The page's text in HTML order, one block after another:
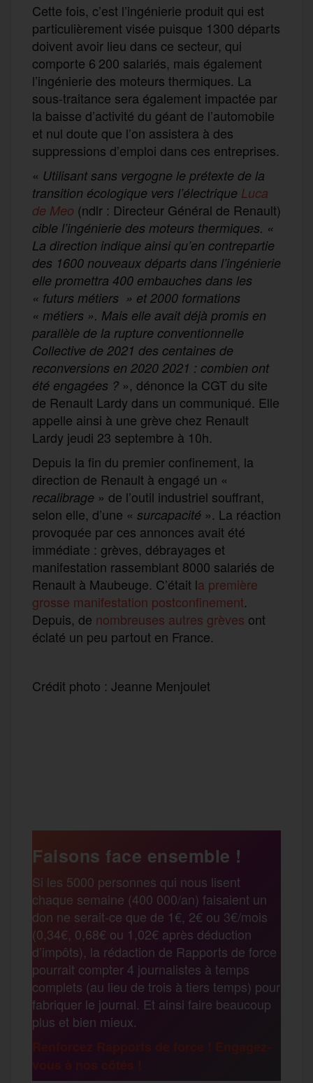
Cette fois, c’est l’ingénierie produit qui est
particulièrement visée puisque 1300 départs
doivent avoir lieu dans ce secteur, qui
comporte 6 200 salariés, mais également
l’ingénierie des moteurs thermiques. La
sous-traitance sera également impactée par
la baisse d’activité du géant de l’automobile
et nul doute que l’on assistera à des
suppressions d’emploi dans ces entreprises.
« Utilisant sans vergogne le prétexte de la
transition écologique vers l’électrique Luca
de Meo (ndlr : Directeur Général de Renault)
cible l’ingénierie des moteurs thermiques. «
La direction indique ainsi qu’en contrepartie
des 1600 nouveaux départs dans l’ingénierie
elle promettra 400 embauches dans les
« futurs métiers » et 2000 formations
« métiers ». Mais elle avait déjà promis en
parallèle de la rupture conventionnelle
Collective de 2021 des centaines de
reconversions en 2020 2021 : combien ont
été engagées ? », dénonce la CGT du site
de Renault Lardy dans un communiqué. Elle
appelle ainsi à une grève chez Renault
Lardy jeudi 23 septembre à 10h.
Depuis la fin du premier confinement, la
direction de Renault à engagé un «
recalibrage » de l’outil industriel souffrant,
selon elle, d’une « surcapacité ». La réaction
provoquée par ces annonces avait été
immédiate : grèves, débrayages et
manifestation rassemblant 8000 salariés de
Renault à Maubeuge. C’était la première
grosse manifestation postconfinement.
Depuis, de nombreuses autres grèves ont
éclaté un peu partout en France.
Crédit photo : Jeanne Menjoulet
b
o
o
k
t
e
r
l
s
a
g
e
m
r
t
a
g
e
Faisons face ensemble !
Si les 5000 personnes qui nous lisent
chaque semaine (400 000/an) faisaient un
don ne serait-ce que de 1€, 2€ ou 3€/mois
(0,34€, 0,68€ ou 1,02€ après déduction
d’impôts), la rédaction de Rapports de force
pourrait compter 4 journalistes à temps
complets (au lieu de trois à tiers temps) pour
fabriquer le journal. Et ainsi faire beaucoup
plus et bien mieux.
Renforcez Rapports de force ! Engagez-
vous à nos côtés !